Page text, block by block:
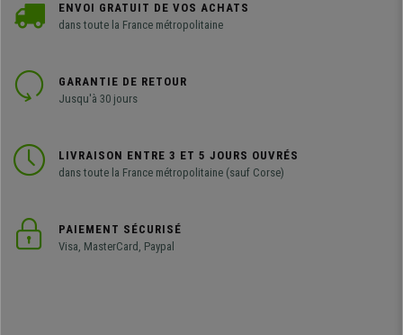
ENVOI GRATUIT DE VOS ACHATS
dans toute la France métropolitaine
GARANTIE DE RETOUR
Jusqu'à 30 jours
LIVRAISON ENTRE 3 ET 5 JOURS OUVRÉS
dans toute la France métropolitaine (sauf Corse)
PAIEMENT SÉCURISÉ
Visa, MasterCard, Paypal